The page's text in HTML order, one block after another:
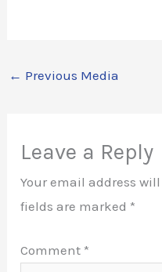
← Previous Media
Leave a Reply
Your email address
fields are marked *
Comment *